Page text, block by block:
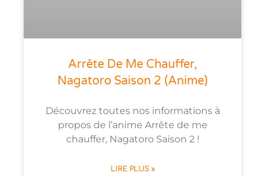
Arrête De Me Chauffer,
Nagatoro Saison 2 (anime)
Découvrez toutes nos informations à
propos de l’anime Arrête de me
chauffer, Nagatoro Saison 2 !
LIRE PLUS »